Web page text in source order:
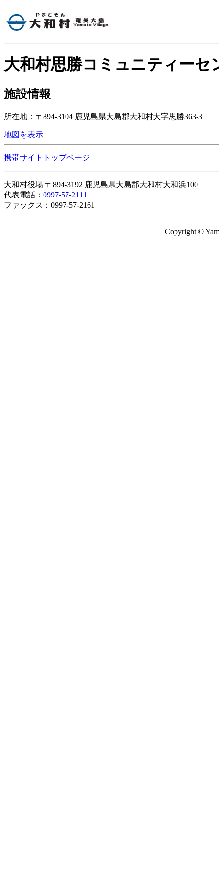
大和村思勝コミュニティーセ
施設情報
所在地：〒894-3104 鹿児島県大島郡大和村大字思勝363-3
地図を表示
携帯サイトトップページ
大和村役場 〒894-3192 鹿児島県大島郡大和村大和浜100
代表電話： 0997-57-2111
ファックス：0997-57-2161
Copyright ©